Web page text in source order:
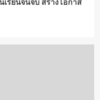
รียนจนจบ สร้างโอกาส